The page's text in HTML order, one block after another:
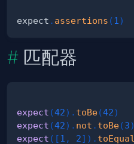
expect . assertions (1 )
匹配器
expect (42) . toBe(42)
expect (42) . not . toBe(3)
expect ( [1 , 2] ) . toEqual